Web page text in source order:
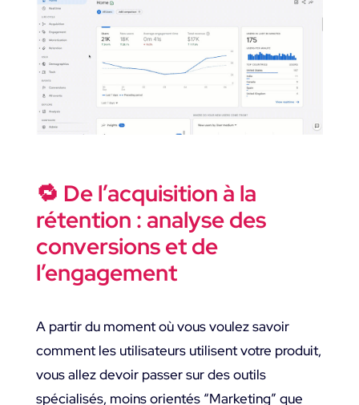
🔁 De l’acquisition à la
rétention : analyse des
conversions et de
l’engagement
A partir du moment où vous voulez savoir
comment les utilisateurs utilisent votre produit,
vous allez devoir passer sur des outils
spécialisés, moins orientés “Marketing” que